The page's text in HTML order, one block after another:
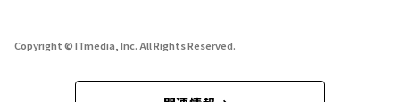
Copyright © ITmedia, Inc. All Rights Reserved.